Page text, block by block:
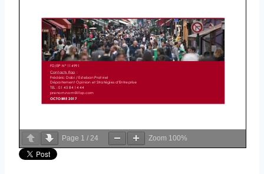
Page 1 / 24 Zoom 100%